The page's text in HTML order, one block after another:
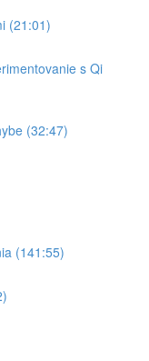
(21:01)
s Qi
(32:47)
(141:55)